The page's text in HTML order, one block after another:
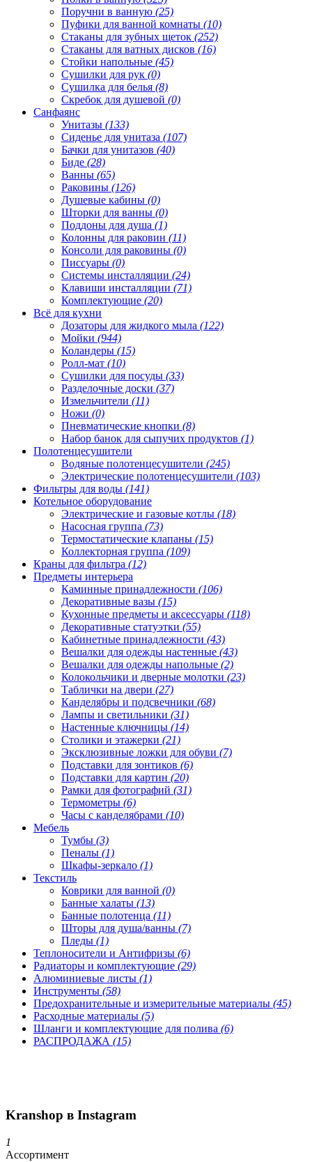
Поручни в ванную (25)
Пуфики для ванной комнаты (10)
Стаканы для зубных щеток (252)
Стаканы для ватных дисков (16)
Стойки напольные (45)
Сушилки для рук (0)
Сушилка для белья (8)
Скребок для душевой (0)
Санфаянс
Унитазы (133)
Сиденье для унитаза (107)
Бачки для унитазов (40)
Биде (28)
Ванны (65)
Раковины (126)
Душевые кабины (0)
Шторки для ванны (0)
Поддоны для душа (1)
Колонны для раковин (11)
Консоли для раковины (0)
Писсуары (0)
Системы инсталляции (24)
Клавиши инсталляции (71)
Комплектующие (20)
Всё для кухни
Дозаторы для жидкого мыла (122)
Мойки (944)
Коландеры (15)
Ролл-мат (10)
Сушилки для посуды (33)
Разделочные доски (37)
Измельчители (11)
Ножи (0)
Пневматические кнопки (8)
Набор банок для сыпучих продуктов (1)
Полотенцесушители
Водяные полотенцесушители (245)
Электрические полотенцесушители (103)
Фильтры для воды (141)
Котельное оборудование
Электрические и газовые котлы (18)
Насосная группа (73)
Термостатические клапаны (15)
Коллекторная группа (109)
Краны для фильтра (12)
Предметы интерьера
Каминные принадлежности (106)
Декоративные вазы (15)
Кухонные предметы и аксессуары (118)
Декоративные статуэтки (55)
Кабинетные принадлежности (43)
Вешалки для одежды настенные (43)
Вешалки для одежды напольные (2)
Колокольчики и дверные молотки (23)
Таблички на двери (27)
Канделябры и подсвечники (68)
Лампы и светильники (31)
Настенные ключницы (14)
Столики и этажерки (21)
Эксклюзивные ложки для обуви (7)
Подставки для зонтиков (6)
Подставки для картин (20)
Рамки для фотографий (31)
Термометры (6)
Часы с канделябрами (10)
Мебель
Тумбы (3)
Пеналы (1)
Шкафы-зеркало (1)
Текстиль
Коврики для ванной (0)
Банные халаты (13)
Банные полотенца (11)
Шторы для душа/ванны (7)
Пледы (1)
Теплоносители и Антифризы (6)
Радиаторы и комплектующие (29)
Алюминиевые листы (1)
Инструменты (58)
Предохранительные и измерительные материалы (45)
Расходные материалы (5)
Шланги и комплектующие для полива (6)
РАСПРОДАЖА (15)
Kranshop в Instagram
1
Ассортимент